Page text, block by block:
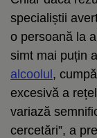
specialiștii
o persoană la
simt mai puțin
alcoolul,
excesivă a
variază
cercetări”, a